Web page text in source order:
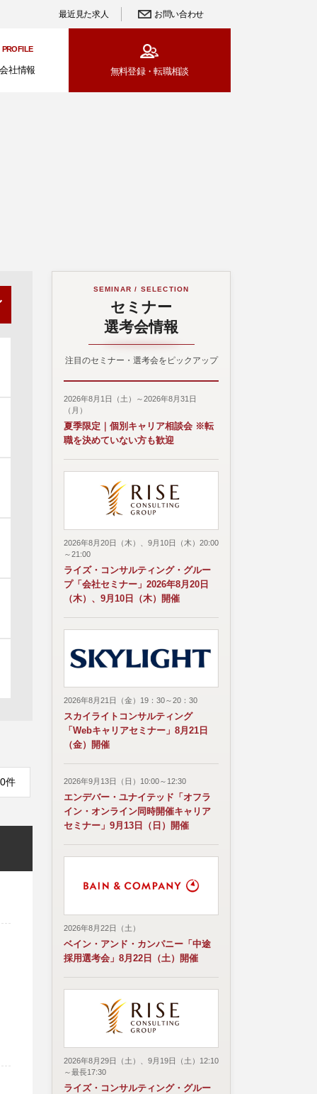
最近見た求人 お問い合わせ
PROFILE
会社情報 無料登録・転職相談
件
SEMINAR / SELECTION
セミナー
選考会情報
注目のセミナー・選考会をピックアップ
2026年8月1日（土）～2026年8月31日
（月）
夏季限定｜個別キャリア相談会 ※転
職を決めていない方も歓迎
2026年8月20日（木）、9月10日（木）20:00
～21:00
ライズ・コンサルティング・グルー
プ「会社セミナー」2026年8月20日
（木）、9月10日（木）開催
2026年8月21日（金）19：30～20：30
スカイライトコンサルティング
「Webキャリアセミナー」8月21日
（金）開催
2026年9月13日（日）10:00～12:30
エンデバー・ユナイテッド「オフラ
イン・オンライン同時開催キャリア
セミナー」9月13日（日）開催
2026年8月22日（土）
ベイン・アンド・カンパニー「中途
採用選考会」8月22日（土）開催
2026年8月29日（土）、9月19日（土）12:10
～最長17:30
ライズ・コンサルティング・グルー